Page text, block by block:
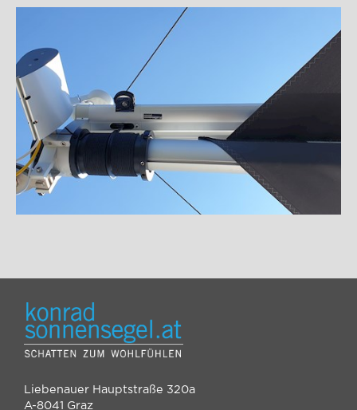
Liebenauer Hauptstraße 320a
A-8041 Graz